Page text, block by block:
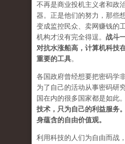
不再是商业投机主义者和政
器。正是他们的努力，那些
变成监控民众、卖网赚钱的
机构才没有完全得逞。 战斗
对抗水涨船高，计算机科技
重要的工具。
各国政府曾经想要把密码学
为了自己的活动从事密码研
国在内的很多国家都是如此。
技术，只为自己的利益服务
身蕴含的自由价值观。
利用科技的人们为自由而战